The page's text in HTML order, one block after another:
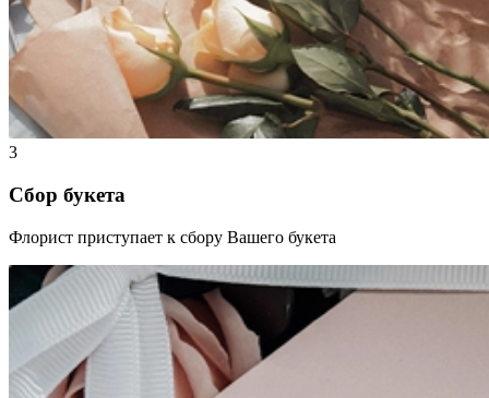
3
Сбор букета
Флорист приступает к сбору Вашего букета